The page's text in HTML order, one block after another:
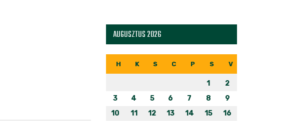
AUGUSZTUS 2026
H K S C P S V
1
2
3
4 5 6 7 8
9
10
11 12 13 14 15
16